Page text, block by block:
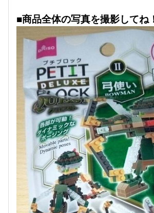
■商品全体の写真を撮影してね